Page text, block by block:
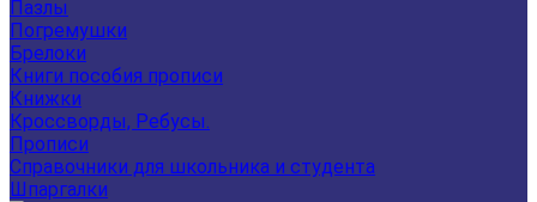
Пазлы
Погремушки
Брелоки
Книги пособия прописи
Книжки
Кроссворды, Ребусы.
Прописи
Справочники для школьника и студента
Шпаргалки